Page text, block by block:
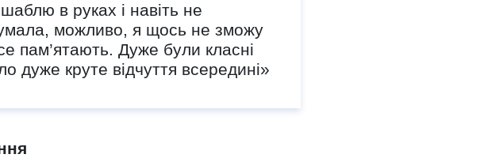
в руках і навіть не
можливо, я щось не зможу
пам’ятають. Дуже були класні
дуже круте відчуття всередині»